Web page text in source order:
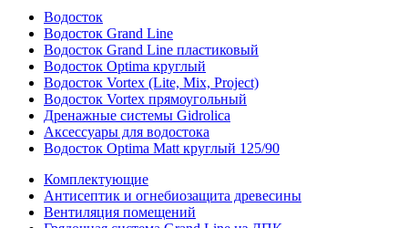
Водосток
Водосток Grand Line
Водосток Grand Line пластиковый
Водосток Optima круглый
Водосток Vortex (Lite, Mix, Project)
Водосток Vortex прямоугольный
Дренажные системы Gidrolica
Аксессуары для водостока
Водосток Optima Matt круглый 125/90
Комплектующие
Антисептик и огнебиозащита древесины
Вентиляция помещений